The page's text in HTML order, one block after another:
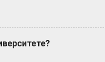
паспорт (или
И да, если тебе нет 18,
испытания — впереди.
— эту фразу